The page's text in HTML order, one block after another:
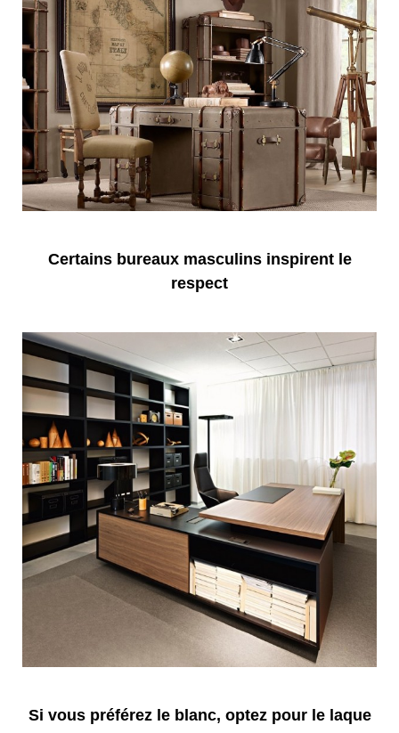
Certains bureaux masculins inspirent le
respect
Si vous préférez le blanc, optez pour le laque